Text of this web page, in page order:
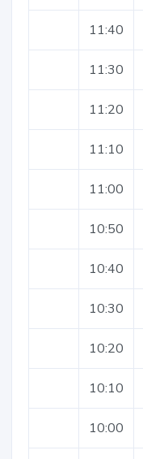
11:40
11:30
11:20
11:10
11:00
10:50
10:40
10:30
10:20
10:10
10:00